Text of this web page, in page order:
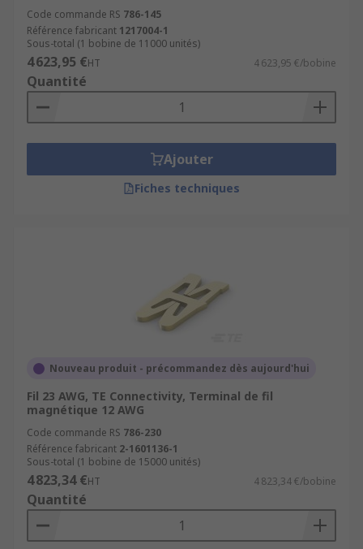
Code commande RS 786-145
Référence fabricant 1217004-1
Sous-total (1 bobine de 11000 unités)
4 623,95 €HT 4 623,95 €/bobine
Quantité
Ajouter
Fiches techniques
Nouveau produit - précommandez dès aujourd'hui
Fil 23 AWG, TE Connectivity, Terminal de fil
magnétique 12 AWG
Code commande RS 786-230
Référence fabricant 2-1601136-1
Sous-total (1 bobine de 15000 unités)
4 823,34 €HT 4 823,34 €/bobine
Quantité